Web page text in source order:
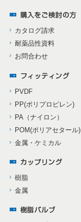
カタログ請求
耐薬品性資料
お問合わせ
PVDF
PP(ポリプロピレン)
PA（ナイロン）
POM(ポリアセタール)
金属・ケミカル
樹脂
金属